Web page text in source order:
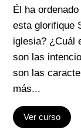
Él ha
esta glorifique
iglesia? ¿Cuál
son las
son las
más...
Ver curso